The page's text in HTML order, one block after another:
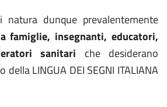
dunque prevalentemente
famiglie, insegnanti, educatori,
sanitari che desiderano
LINGUA DEI SEGNI ITALIANA